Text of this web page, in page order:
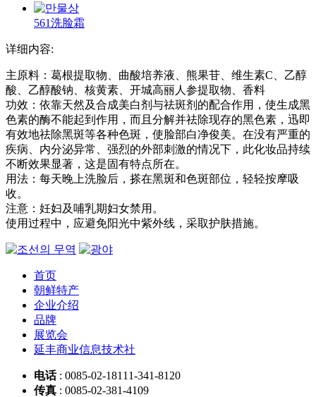
561洗脸霜
详细内容:
主原料：葛根提取物、曲酸培养液、熊果苷、维生素C、乙醇
酸、乙醇酸钠、核黄素、开城高丽人参提取物、香料
功效：依靠天然及合成美白剂与祛斑剂的配合作用，使生成黑
色素的酶不能起到作用，而且分解并祛除现存的黑色素，迅即
有效地祛除黑斑等各种色斑，使脸部白净俊美。在没有严重的
疾病、内分泌异常、强烈的外部刺激的情况下，此化妆品持续
不断效果显著，这是固有特点所在。
用法：每天晚上洗脸后，搽在黑斑和色斑部位，轻轻按摩吸
收。
注意：妊妇及哺乳期妇女禁用。
使用过程中，应避免阳光中紫外线，采取护肤措施。
首页
朝鲜特产
企业介绍
品牌
展览会
延丰商业信息技术社
电话: 0085-02-18111-341-8120
传真 : 0085-02-381-4109